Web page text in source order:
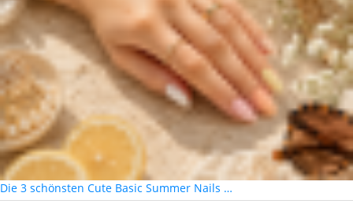
Die 3 schönsten Cute Basic Summer Nails …